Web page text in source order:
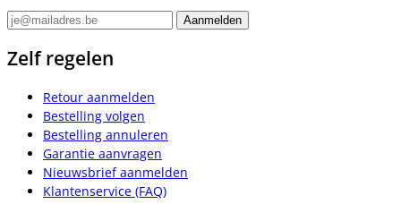
Zelf regelen
Retour aanmelden
Bestelling volgen
Bestelling annuleren
Garantie aanvragen
Nieuwsbrief aanmelden
Klantenservice (FAQ)